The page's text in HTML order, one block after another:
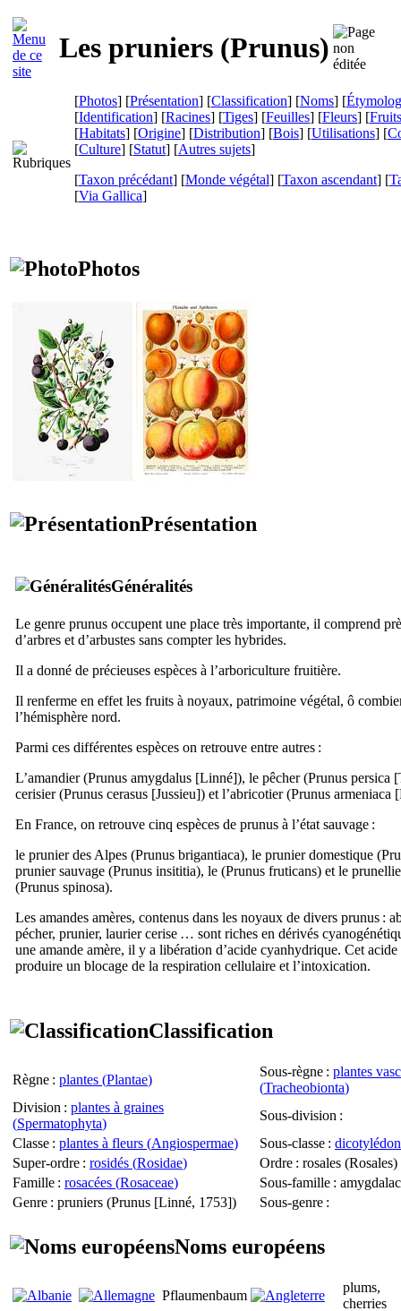
Les pruniers (Prunus)
[Photos] [Présentation] [Classification] [Noms] [
[Identification] [Racines] [Tiges] [Feuilles] [Fleurs] [Fruits
[Habitats] [Origine] [Distribution] [Bois] [Utilisations] [
[Culture] [Statut] [Autres sujets]
[Taxon précédant] [Monde végétal] [Taxon ascendant] [
[Via Gallica]
Photos
Présentation
Généralités
Le genre prunus occupent une place très importante, il comprend
d’arbres et d’arbustes sans compter les hybrides.
Il a donné de précieuses espèces à l’arboriculture fruitière.
Il renferme en effet les fruits à noyaux, patrimoine végétal, ô
l’hémisphère nord.
Parmi ces différentes espèces on retrouve entre autres :
L’amandier (Prunus amygdalus [Linné]), le pêcher (Prunus persica
cerisier (Prunus cerasus [Jussieu]) et l’abricotier (Prunus armeniaca
En France, on retrouve cinq espèces de prunus à l’état sauvage :
le prunier des Alpes (Prunus brigantiaca), le prunier domestique (
prunier sauvage (Prunus insititia), le (Prunus fruticans) et le
(Prunus spinosa).
Les amandes amères, contenus dans les noyaux de divers prunus :
pécher, prunier, laurier cerise … sont riches en dérivés
une amande amère, il y a libération d’acide cyanhydrique. Cet
produire un blocage de la respiration cellulaire et l’intoxication.
Classification
Règne : plantes (Plantae)
Sous-règne : plantes
(Tracheobionta)
Division : plantes à graines
(Spermatophyta)
Sous-division :
Classe : plantes à fleurs (Angiospermae) Sous-classe :
Super-ordre : rosidés (Rosidae) Ordre : rosales (Rosales)
Famille : rosacées (Rosaceae) Sous-famille :
Genre : pruniers (Prunus [Linné, 1753]) Sous-genre :
Noms européens
Pflaumenbaum
plums,
cherries